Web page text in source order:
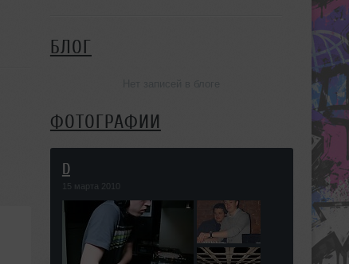
БЛОГ
ФОТОГРАФИИ
D
15 марта 2010